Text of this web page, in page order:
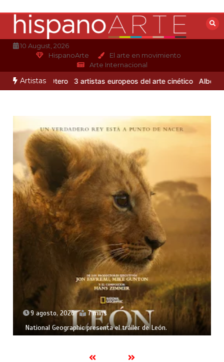
contenido
10 August, 2026
HispanoArte
El arte en movimiento
Arte Internacional
Artistas
Otero 3 artistas europeos del arte cinético Albert
9 agosto, 2026 7 mins
National Geographic presenta el tráiler de León.